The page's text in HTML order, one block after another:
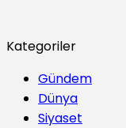
Kategoriler
Gündem
Dünya
Siyaset